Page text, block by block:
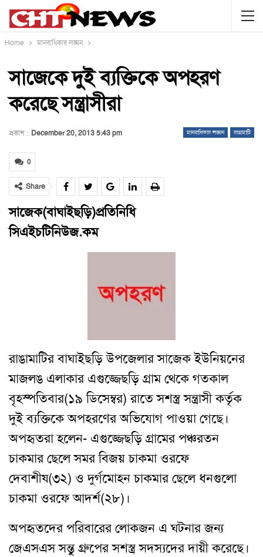
Home মানবাধিকার লঙ্ঘন
সাজেকে দুই ব্যক্তিকে অপহরণ
করেছে সন্ত্রাসীরা
মানবাধিকার লঙ্ঘন রাঙামাটি
প্রকাশ : December 20, 2013 5:43 pm
0
Share
সাজেক(বাঘাইছড়ি)প্রতিনিধি
সিএইচটিনিউজ.কম
রাঙামাটির বাঘাইছড়ি উপজেলার সাজেক ইউনিয়নের
মাজলঙ এলাকার এগুজ্জেছড়ি গ্রাম থেকে গতকাল
বৃহস্পতিবার(১৯ ডিসেম্বর) রাতে সশস্ত্র সন্ত্রাসী কর্তৃক
দুই ব্যক্তিকে অপহরণের অভিযোগ পাওয়া গেছে।
অপহৃতরা হলেন- এগুজ্জেছড়ি গ্রামের পঞ্চরতন
চাকমার ছেলে সমর বিজয় চাকমা ওরফে
দেবাশীষ(৩২) ও দুর্গমোহন চাকমার ছেলে ধনগুলো
চাকমা ওরফে আদর্শ(২৮)।
অপহৃতদের পরিবারের লোকজন এ ঘটনার জন্য
জেএসএস সন্তু গ্রুপের সশস্ত্র সদস্যদের দায়ী করেছে।